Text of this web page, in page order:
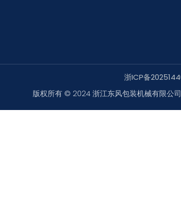
浙ICP备
版权所有 © 2024 浙江东风包装机械有限公